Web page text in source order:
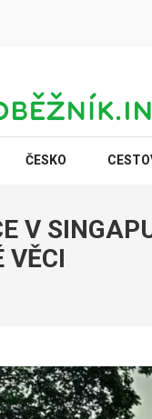
ČESKO
V
VĚCI